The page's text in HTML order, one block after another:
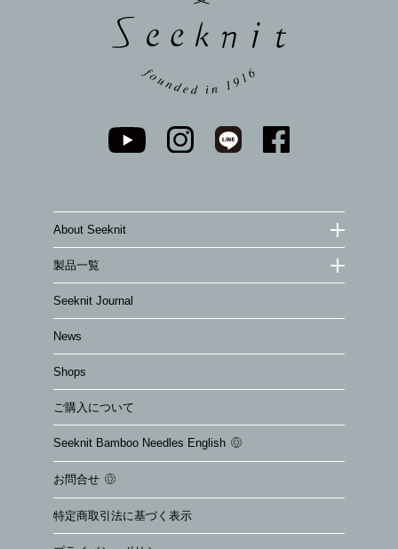
About Seeknit
製品一覧
Seeknit Journal
News
Shops
ご購入について
Seeknit Bamboo Needles English
お問合せ
特定商取引法に基づく表示